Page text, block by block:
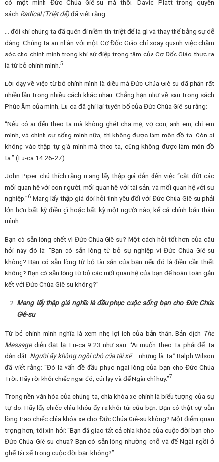
có một mình Đức Chúa Giê-su mà thôi. David Platt trong quyển
sách Radical (Triệt để)đã viết rằng:
… đôi khi chúng ta đã quên đi niềm tin triệt để là gì và thay thế bằng sự dễ
dàng. Chúng ta an nhàn với một Cơ Đốc Giáo chỉ xoay quanh việc chăm
sóc cho chính mình trong khi sứ điệp trọng tâm của Cơ Đốc Giáo thực ra
là từ bỏ chính mình.5
Lời dạy về việc từ bỏ chính mình là điều mà Đức Chúa Giê-su đã phán rất
nhiều lần trong nhiều cách khác nhau. Chẳng hạn như về sau trong sách
Phúc Âm của mình, Lu-ca đã ghi lại tuyên bố của Đức Chúa Giê-su rằng:
“Nếu có ai đến theo ta mà không ghét cha mẹ, vợ con, anh em, chị em
mình, và chính sự sống mình nữa, thì không được làm môn đồ ta. Còn ai
không vác thập tự giá mình mà theo ta, cũng không được làm môn đồ
ta.” (Lu-ca 14:26-27)
John Piper chú thích rằng mang lấy thập giá dẫn đến việc “cắt đứt các
mối quan hệ với con người, mối quan hệ với tài sản, và mối quan hệ với sự
nghiệp.”6 Mang lấy thập giá đòi hỏi tình yêu đối với Đức Chúa Giê-su phải
lớn hơn bất kỳ điều gì hoặc bất kỳ một người nào, kể cả chính bản thân
mình.
Bạn có sẵn lòng chết vì Đức Chúa Giê-su? Một cách hỏi tốt hơn của câu
hỏi này đó là: “Bạn có sẵn lòng từ bỏ sự nghiệp vì Đức Chúa Giê-su
không? Bạn có sẵn lòng từ bỏ tài sản của bạn nếu đó là điều cần thiết
không? Bạn có sẵn lòng từ bỏ các mối quan hệ của bạn để hoàn toàn gắn
kết với Đức Chúa Giê-su không?”
Mang lấy thập giá nghĩa là đầu phục cuộc sống bạn cho Đức Chúa
Giê-su
Từ bỏ chính mình nghĩa là xem nhẹ lợi ích của bản thân. Bản dịch The
Messagediễn đạt lại Lu-ca 9:23 như sau: “Ai muốn theo Ta phải để Ta
dẫn dắt. Người ấy không ngồi chỗ của tài xế– nhưng là Ta.” Ralph Wilson
đã viết rằng: “Đó là vấn đề đầu phục ngai lòng của bạn cho Đức Chúa
Trời. Hãy rời khỏi chiếc ngai đó, cúi lạy và để Ngài chỉ huy.”7
Trong nền văn hóa của chúng ta, chìa khóa xe chính là biểu tượng của sự
tự do. Hãy lấy chiếc chìa khóa ấy ra khỏi túi của bạn. Bạn có thật sự sẵn
lòng trao chiếc chìa khóa xe cho Đức Chúa Giê-su không? Một điểm quan
trọng hơn, tôi xin hỏi: “Bạn đã giao tất cả chìa khóa của cuộc đời bạn cho
Đức Chúa Giê-su chưa? Bạn có sẵn lòng nhường chỗ và để Ngài ngồi ở
ghế tài xế trong cuộc đời bạn không?”